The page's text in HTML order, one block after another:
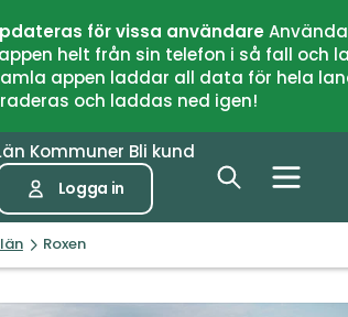
för vissa användare
helt från sin telefon i så fall och
appen laddar all data för hela
och laddas ned igen!
Kommuner Bli kund
Logga in
Roxen